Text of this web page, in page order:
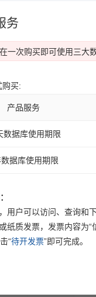
2 卢绍锋
务
一次购买即可使用三大数
购买:
产品服务
数据库使用期限
据库使用期限
用户可以访问、查询和
纸质发票，发票内容为
“待开发票”即可完成。